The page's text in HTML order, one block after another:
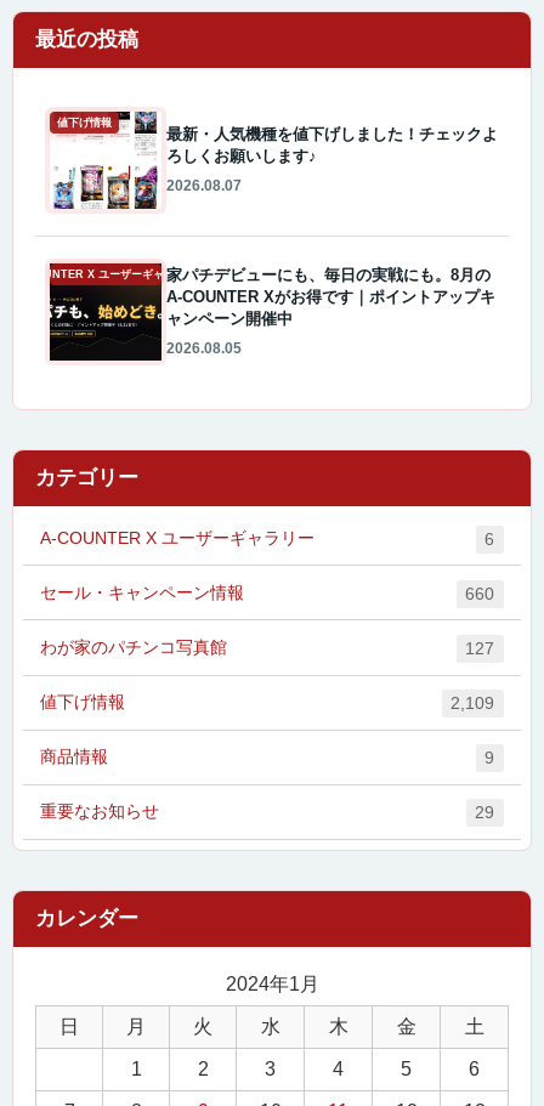
最近の投稿
値下げ情報
最新・人気機種を値下げしました！チェックよ
ろしくお願いします♪
2026.08.07
A-COUNTER X ユーザーギャラリー家パチデビューにも、毎日の実戦にも。8月の
A-COUNTER Xがお得です｜ポイントアップキ
ャンペーン開催中
2026.08.05
カテゴリー
A-COUNTER X ユーザーギャラリー 6
セール・キャンペーン情報 660
わが家のパチンコ写真館 127
値下げ情報 2,109
商品情報 9
重要なお知らせ 29
2024年1月
日 月 火 水 木 金 土
1 2 3 4 5 6